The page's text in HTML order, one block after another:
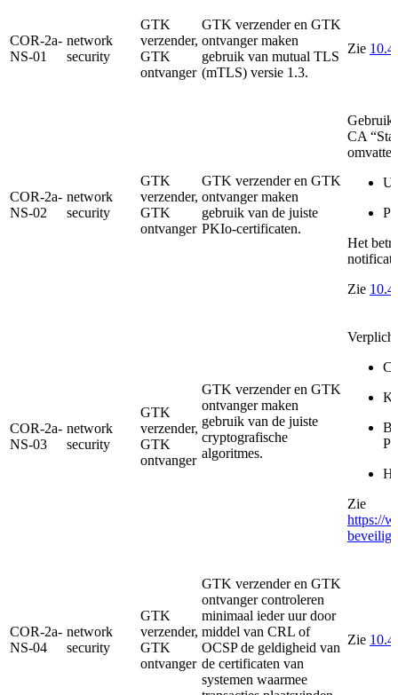
COR-2a-
NS-01
network
security
GTK
verzender,
GTK
ontvanger
GTK verzender en GTK
ontvanger maken
gebruik van mutual TLS
(mTLS) versie 1.3.
Zie
COR-2a-
NS-02
network
security
GTK
verzender,
GTK
ontvanger
GTK verzender en GTK
ontvanger maken
gebruik van de juiste
PKIo-certificaten.
CA
Het
Zie
COR-2a-
NS-03
network
security
GTK
verzender,
GTK
ontvanger
GTK verzender en GTK
ontvanger maken
gebruik van de juiste
cryptografische
algoritmes.
Zie
https://
COR-2a-
NS-04
network
security
GTK
verzender,
GTK
ontvanger
GTK verzender en GTK
ontvanger controleren
minimaal ieder uur door
middel van CRL of
OCSP de geldigheid van
de certificaten van
systemen waarmee
Zie